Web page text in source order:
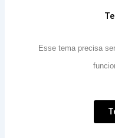
Esse tema precisa